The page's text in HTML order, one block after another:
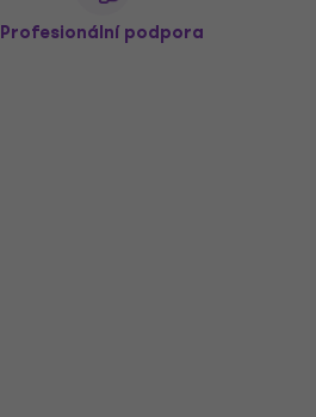
Profesionální podpora